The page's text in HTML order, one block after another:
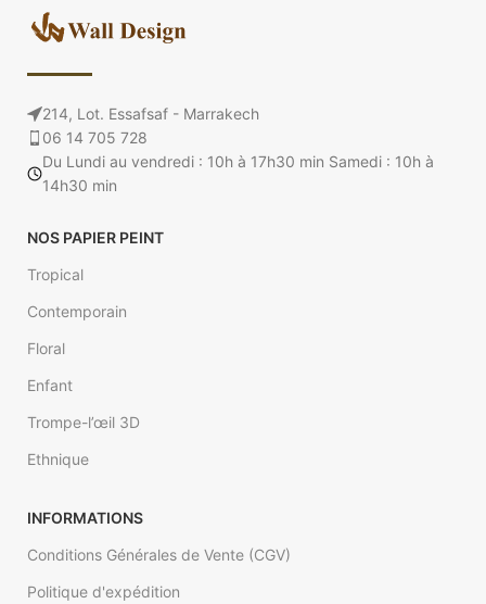
mettre en valeur vos murs avec
élégance et originalité. Découvrez
comment ce décor mural unique
maintenant !
Veuillez insérer vos mesures pour
calculer le prix de votre papier
peint. (Ex : 4.5 m sur 2.85).
Tendance © Walldesign
calculer le prix de votre papier
214, Lot. Essafsaf - Marrakech
06 14 705 728
Du Lundi au vendredi : 10h à 17h30 min Samedi : 10h à
14h30 min
NOS PAPIER PEINT
Tropical
Contemporain
Floral
Enfant
Trompe-l’œil 3D
Ethnique
INFORMATIONS
Conditions Générales de Vente (CGV)
Politique d'expédition